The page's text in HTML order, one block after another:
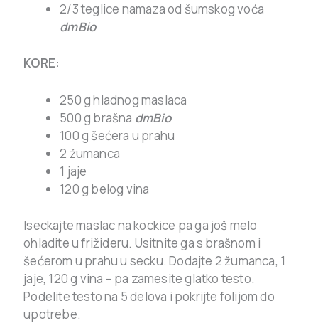
2/3 teglice namaza od šumskog voća
dmBio
KORE:
250 g hladnog maslaca
500 g brašna dmBio
100 g šećera u prahu
2 žumanca
1 jaje
120 g belog vina
Iseckajte maslac na kockice pa ga još melo
ohladite u frižideru. Usitnite ga s brašnom i
šećerom u prahu u secku. Dodajte 2 žumanca, 1
jaje, 120 g vina – pa zamesite glatko testo.
Podelite testo na 5 delova i pokrijte folijom do
upotrebe.